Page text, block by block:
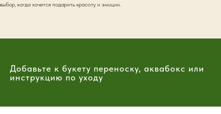
выбор, когда хочется подарить красоту и эмоции.
Добавьте к букету переноску, аквабокс или
инструкцию по уходу